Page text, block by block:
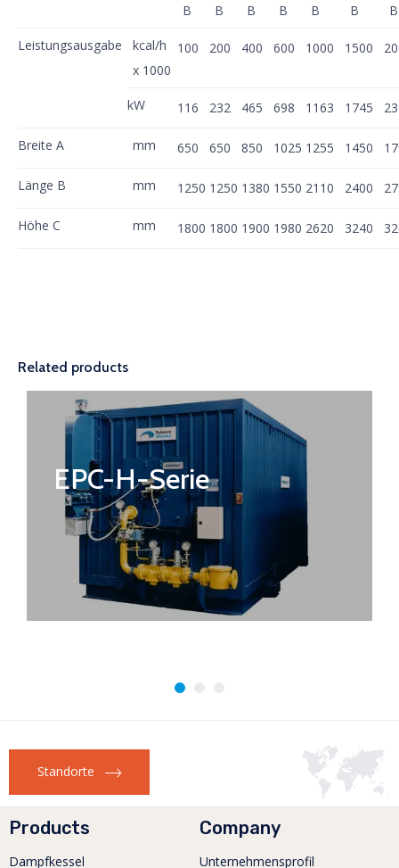
B
B
B
B
B
B
B
Leistungsausgabe
kcal/h
x 1000
100 200 400 600 1000 1500
kW 116 232 465 698 1163 1745
Breite A mm 650 650 850 1025 1255 1450
Länge B mm 1250 1250 1380 1550 2110 2400
Höhe C mm 1800 1800 1900 1980 2620 3240
Related products
EPC-H-Serie
Standorte
Products
Dampfkessel
Company
Unternehmensprofil